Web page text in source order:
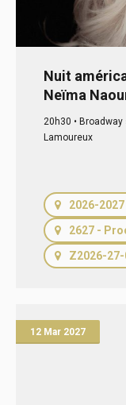
Nuit
Neïma
20h30 • Broadway
Lamoureux
2026-2027
2627 -
Z2026-27-
12 Mar 2027